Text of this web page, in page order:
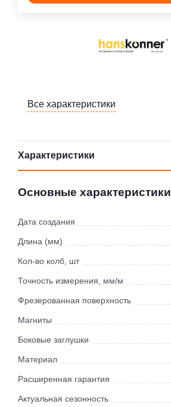
Все характеристики
Характеристики
Основные характеристики
Дата создания
Длина (мм)
Кол-во колб, шт
Точность измерения, мм/м
Фрезерованная поверхность
Магниты
Боковые заглушки
Материал
Расширенная гарантия
Актуальная сезонность